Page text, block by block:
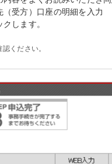
（受方）口座の明細を入
します。
ください。